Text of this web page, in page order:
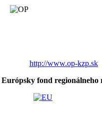
http://www.op-kzp.sk
Európsky fond regionálneho